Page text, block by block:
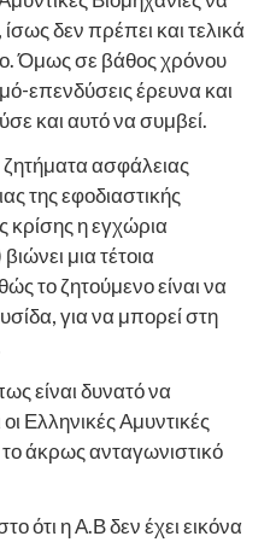
δεν πρέπει και τελικά
Όμως σε βάθος χρόνου
επενδύσεις έρευνα και
και αυτό να συμβεί.
ασφάλειας
της εφοδιαστικής
κρίσης η εγχώρια
μια τέτοια
το ζητούμενο είναι να
για να μπορεί στη
είναι δυνατό να
Ελληνικές Αμυντικές
άκρως ανταγωνιστικό
ότι η Α.Β δεν έχει εικόνα